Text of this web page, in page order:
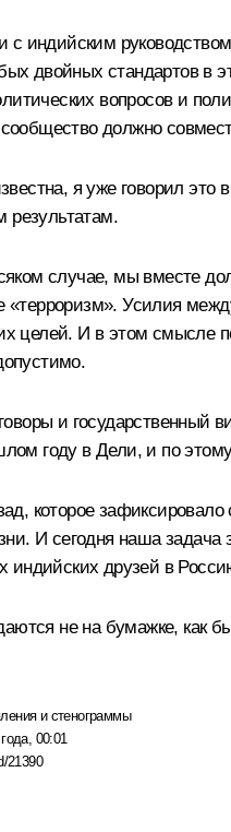
индийским
двойных стандартов в
вопросов и
должно
я уже говорил
результатам.
случае, мы вместе
Усилия
И в этом смысле
и государственный
году в Дели, и по
которое
И сегодня наша
индийских друзей в
не на бумажке,
и стенограммы
00:01
21390